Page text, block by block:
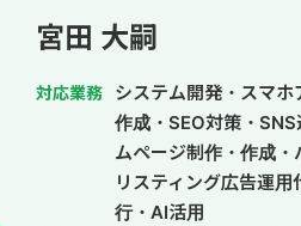
います。 ・BtoB 国内最大手の企業向け研修企業と現在も直取引でご支援して
おり、月間2,000万円ほどの
ております。
掛け合わせで成果最大化しています。 【簡単な強み】 社員
の運用型獲得広告予算を1人
全て）領域のPDCAまで実行
いると自負しております。
宮田 大嗣
対応業務
システム開発・スマホ
作成・SEO対策・
ムページ制作・作成・
リスティング広告運
行・AI活用